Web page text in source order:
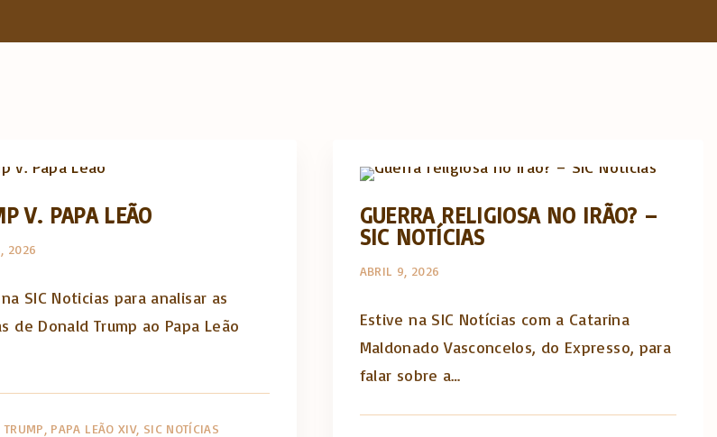
V. PAPA LEÃO
2026
SIC Noticias para analisar as
de Donald Trump ao Papa Leão
PAPA LEÃO XIV SIC NOTÍCIAS
GUERRA RELIGIOSA NO IRÃO? –
SIC NOTÍCIAS
ABRIL 9, 2026
Estive na SIC Notícias com a Catarina
Maldonado Vasconcelos, do Expresso, para
falar sobre a…